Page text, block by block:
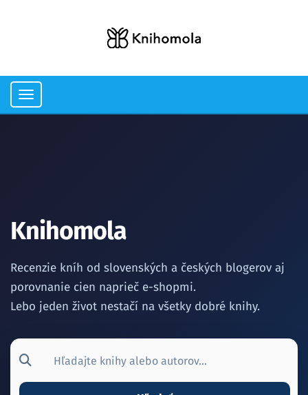
Toggle
Knihomola
Recenzie kníh od slovenských a českých blogerov aj
porovnanie cien naprieč e-shopmi.
Lebo jeden život nestačí na všetky dobré knihy.